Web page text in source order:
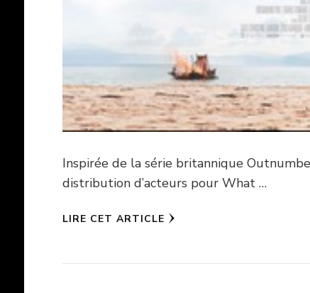
Inspirée de la série britannique
distribution d’acteurs pour What …
LIRE CET ARTICLE